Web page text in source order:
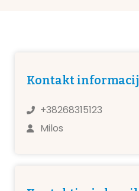
Kontakt
+38268315123
Milos